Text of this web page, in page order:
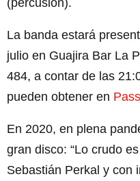
La banda estará
julio en Guajira Bar La
484, a contar de las
pueden obtener en
En 2020, en plena
gran disco: “Lo crudo
Sebastián Perkal y con